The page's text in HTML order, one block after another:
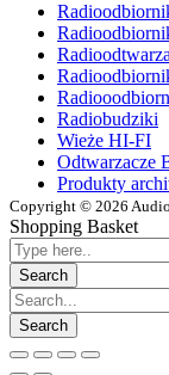
Radiobudziki
Wieże HI-FI
Odtwarzacze
Produkty
Copyright © 2026
Shopping Basket